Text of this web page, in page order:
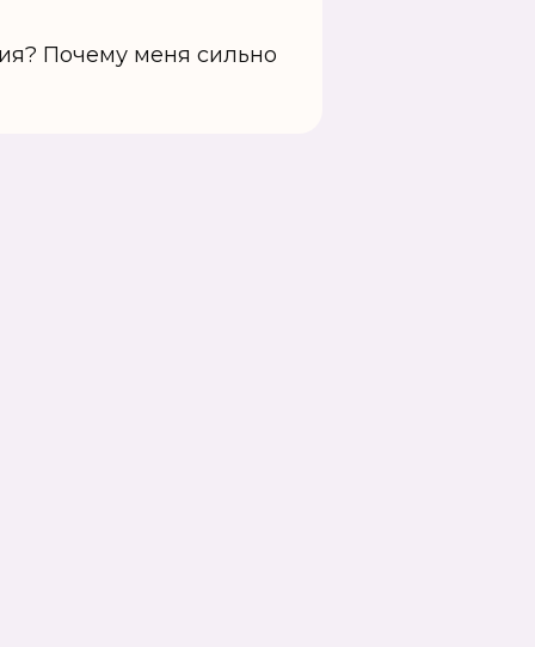
Почему меня сильно